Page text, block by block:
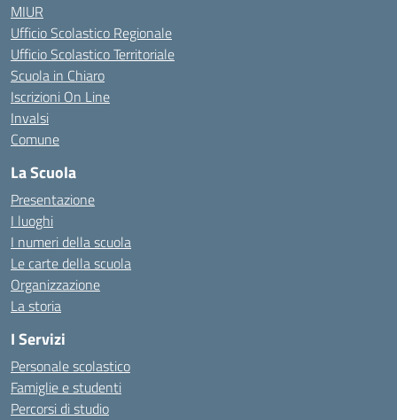
MIUR
Ufficio Scolastico Regionale
Ufficio Scolastico Territoriale
Scuola in Chiaro
Iscrizioni On Line
Invalsi
Comune
La Scuola
Presentazione
I luoghi
I numeri della scuola
Le carte della scuola
Organizzazione
La storia
I Servizi
Personale scolastico
Famiglie e studenti
Percorsi di studio